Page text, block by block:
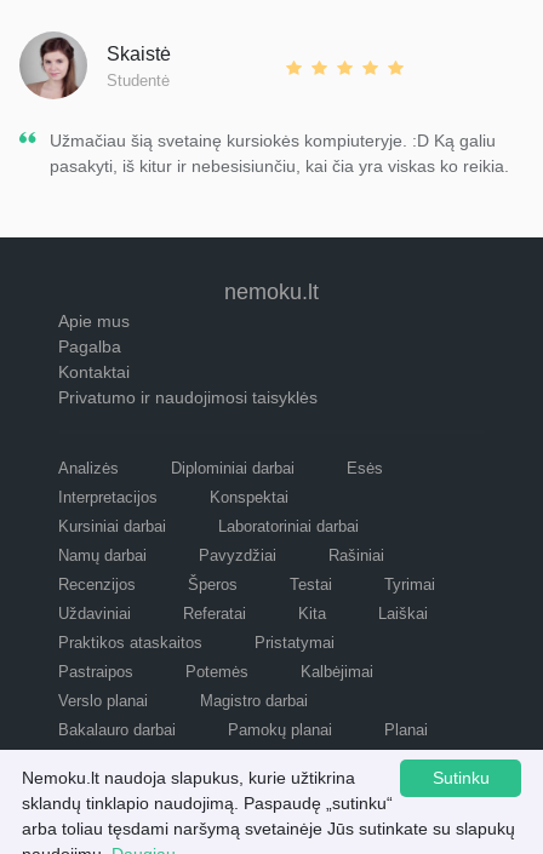
Skaistė
Studentė
Užmačiau šią svetainę kursiokės kompiuteryje. :D Ką galiu
pasakyti, iš kitur ir nebesisiunčiu, kai čia yra viskas ko reikia.
nemoku.lt
Apie mus
Pagalba
Kontaktai
Privatumo ir naudojimosi taisyklės
Analizės Diplominiai darbai
Esės
Interpretacijos
Konspektai
Kursiniai darbai
Laboratoriniai darbai
Namų darbai
Pavyzdžiai
Rašiniai
Recenzijos
Šperos Testai
Tyrimai
Uždaviniai
Referatai Kita
Laiškai
Praktikos ataskaitos
Pristatymai
Pastraipos
Potemės
Kalbėjimai
Verslo planai
Magistro darbai
Bakalauro darbai
Pamokų planai
Planai
Visos teisės saugomos © nemoku.lt 2007 - 2026.
Sutinku
Nemoku.lt naudoja slapukus, kurie užtikrina
sklandų tinklapio naudojimą. Paspaudę „sutinku“
arba toliau tęsdami naršymą svetainėje Jūs sutinkate su slapukų